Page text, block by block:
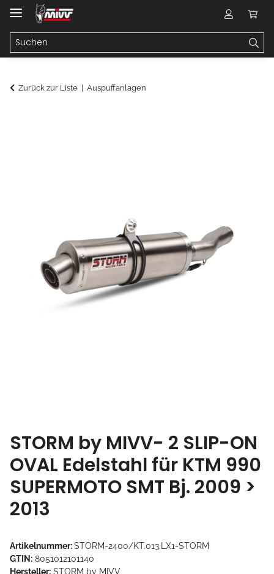
Zurück zur Liste Auspuffanlagen
STORM by MIVV- 2 SLIP-ON
OVAL Edelstahl für KTM 990
SUPERMOTO SMT Bj. 2009 >
2013
Artikelnummer:STORM-2400/KT.013.LX1-STORM
GTIN: 8051012101140
Hersteller: STORM by MIVV